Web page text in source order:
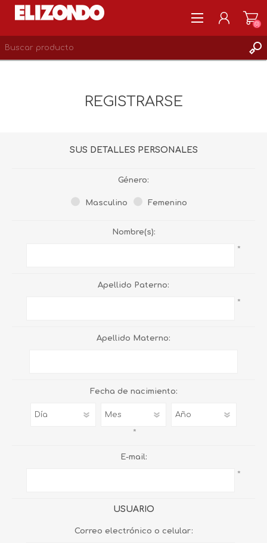
(0)
REGISTRARSE
SUS DETALLES PERSONALES
Género:
Masculino Femenino
Nombre(s):
*
Apellido Paterno:
*
Apellido Materno:
Fecha de nacimiento:
*
E-mail:
*
USUARIO
Correo electrónico o celular: